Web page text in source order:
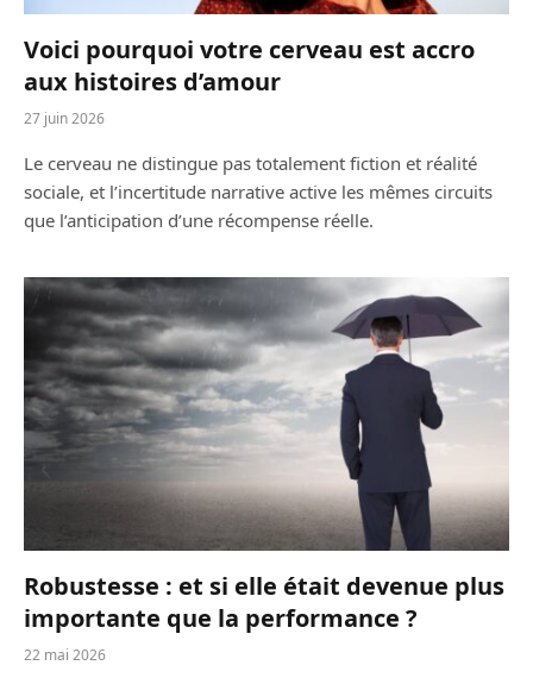
Voici pourquoi votre cerveau est accro
aux histoires d’amour
27 juin 2026
Le cerveau ne distingue pas totalement fiction et réalité
sociale, et l’incertitude narrative active les mêmes circuits
que l’anticipation d’une récompense réelle.
Robustesse : et si elle était devenue plus
importante que la performance ?
22 mai 2026